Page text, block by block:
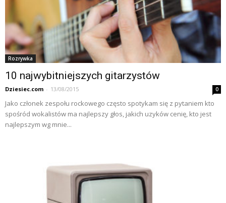
Rozrywka
10 najwybitniejszych gitarzystów
Dziesiec.com - 13/08/2015 0
Jako członek zespołu rockowego często spotykam się z pytaniem kto
spośród wokalistów ma najlepszy głos, jakich uzyków cenię, kto jest
najlepszym wg mnie...